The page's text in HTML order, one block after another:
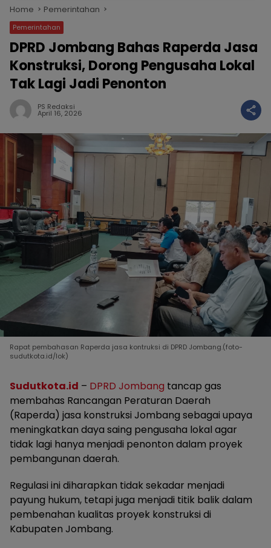
Home Pemerintahan
Pemerintahan
DPRD Jombang Bahas Raperda Jasa
Konstruksi, Dorong Pengusaha Lokal
Tak Lagi Jadi Penonton
PS Redaksi
April 16, 2026
Rapat pembahasan Raperda jasa kontruksi di DPRD Jombang.(foto-
sudutkota.id/lok)
Sudutkota.id – DPRD Jombang tancap gas
membahas Rancangan Peraturan Daerah
(Raperda) jasa konstruksi Jombang sebagai upaya
meningkatkan daya saing pengusaha lokal agar
tidak lagi hanya menjadi penonton dalam proyek
pembangunan daerah.
Regulasi ini diharapkan tidak sekadar menjadi
payung hukum, tetapi juga menjadi titik balik dalam
pembenahan kualitas proyek konstruksi di
Kabupaten Jombang.